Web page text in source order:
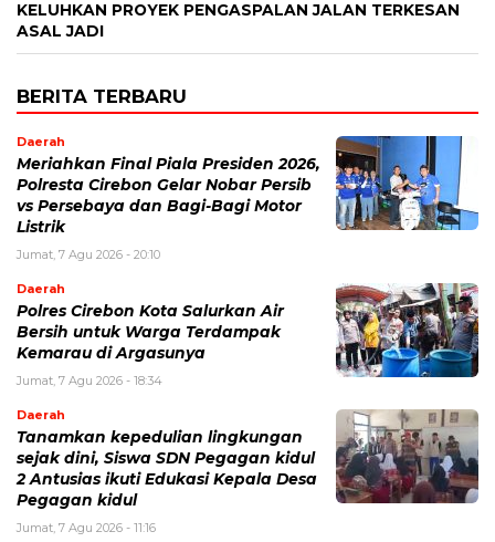
KELUHKAN PROYEK PENGASPALAN JALAN TERKESAN
ASAL JADI
BERITA TERBARU
Daerah
Meriahkan Final Piala Presiden 2026,
Polresta Cirebon Gelar Nobar Persib
vs Persebaya dan Bagi-Bagi Motor
Listrik
Jumat, 7 Agu 2026 - 20:10
Daerah
Polres Cirebon Kota Salurkan Air
Bersih untuk Warga Terdampak
Kemarau di Argasunya
Jumat, 7 Agu 2026 - 18:34
Daerah
Tanamkan kepedulian lingkungan
sejak dini, Siswa SDN Pegagan kidul
2 Antusias ikuti Edukasi Kepala Desa
Pegagan kidul
Jumat, 7 Agu 2026 - 11:16